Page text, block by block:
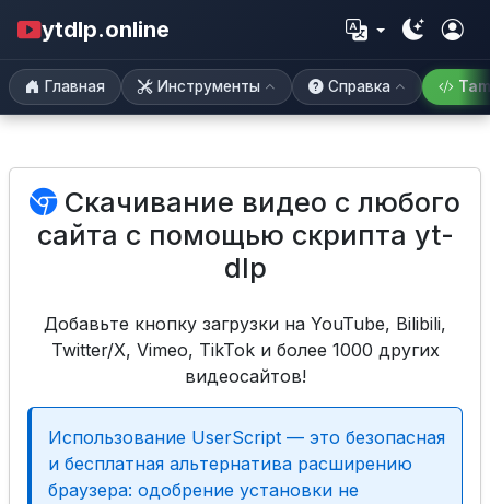
ytdlp.online
Главная Инструменты Справка
Скачивание видео с любого
сайта с помощью скрипта yt-
dlp
Добавьте кнопку загрузки на YouTube, Bilibili,
Twitter/X, Vimeo, TikTok и более 1000 других
видеосайтов!
Использование UserScript — это безопасная
и бесплатная альтернатива расширению
браузера: одобрение установки не